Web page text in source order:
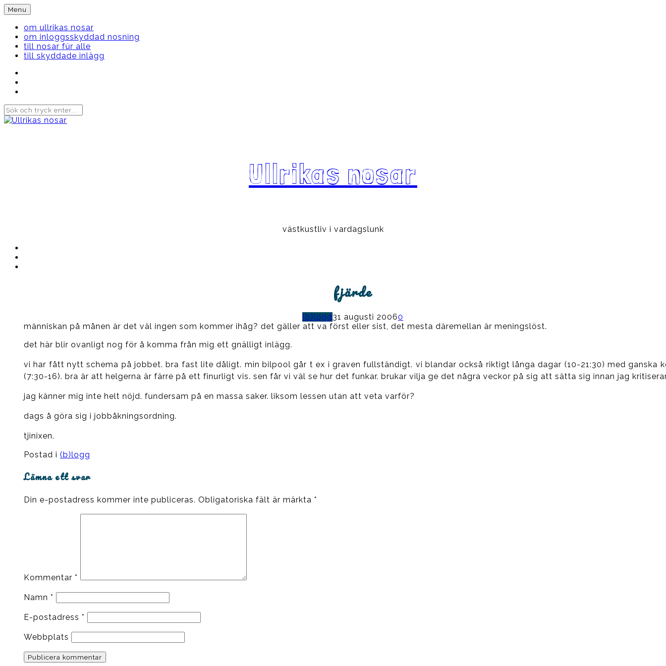
Skip
to
content
Menu
om ullrikas nosar
om inloggsskyddad nosning
till nosar für alle
till skyddade inlägg
Ullrikas nosar
västkustliv i vardagslunk
fjärde
(b)logg31 augusti 20060
människan på månen är det väl ingen som kommer ihåg? det gäller att va först eller sist, det mesta däremellan är meningslöst.
det här blir ovanligt nog för å komma från mig ett gnälligt inlägg.
vi har fått nytt schema på jobbet. bra fast lite dåligt. min bilpool går t ex i graven fullständigt. vi blandar också riktigt långa dagar (10-21:30) med ganska
(7:30-16). bra är att helgerna är färre på ett finurligt vis. sen får vi väl se hur det funkar. brukar vilja ge det några veckor på sig att sätta sig innan jag
jag känner mig inte helt nöjd. fundersam på en massa saker. liksom lessen utan att veta varför?
dags å göra sig i jobbåkningsordning.
tjinixen.
Postad i (b)logg
Lämna ett svar
Din e-postadress kommer inte publiceras. Obligatoriska fält är märkta *
Kommentar *
Namn *
E-postadress *
Webbplats